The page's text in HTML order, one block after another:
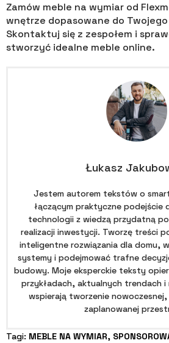
Zamów meble na wymiar od
wnętrze dopasowane do
Skontaktuj się z zespołem i
stworzyć idealne meble online.
Łukasz
Jestem autorem tekstów o
łączącym praktyczne podejście
technologii z wiedzą przydatną
realizacji inwestycji. Tworzę treści
inteligentne rozwiązania dla domu,
systemy i podejmować trafne
budowy. Moje eksperckie teksty
przykładach, aktualnych trendach
wspierają tworzenie
zaplanowanej
Tagi: MEBLE NA WYMIAR